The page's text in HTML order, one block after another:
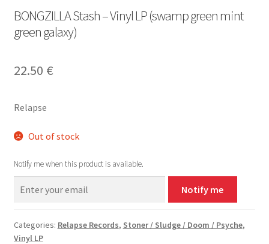
BONGZILLA Stash – Vinyl LP (swamp green mint
green galaxy)
22.50 €
Relapse
Out of stock
Notify me when this product is available.
Notify me
Categories: Relapse Records, Stoner / Sludge / Doom / Psyche,
Vinyl LP